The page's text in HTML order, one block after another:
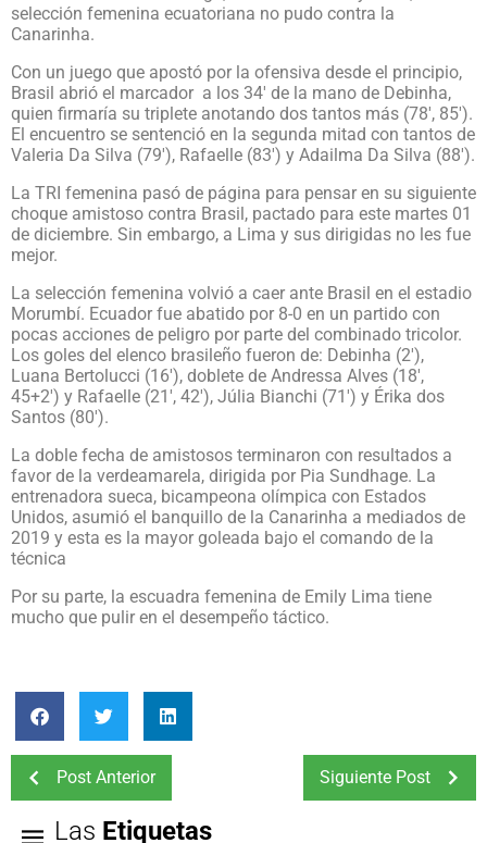
selección femenina ecuatoriana no pudo contra la
Canarinha.
Con un juego que apostó por la ofensiva desde el principio,
Brasil abrió el marcador a los 34′ de la mano de Debinha,
quien firmaría su triplete anotando dos tantos más (78′, 85′).
El encuentro se sentenció en la segunda mitad con tantos de
Valeria Da Silva (79′), Rafaelle (83′) y Adailma Da Silva (88′).
La TRI femenina pasó de página para pensar en su siguiente
choque amistoso contra Brasil, pactado para este martes 01
de diciembre. Sin embargo, a Lima y sus dirigidas no les fue
mejor.
La selección femenina volvió a caer ante Brasil en el estadio
Morumbí. Ecuador fue abatido por 8-0 en un partido con
pocas acciones de peligro por parte del combinado tricolor.
Los goles del elenco brasileño fueron de: Debinha (2′),
Luana Bertolucci (16′), doblete de Andressa Alves (18′,
45+2′) y Rafaelle (21′, 42′), Júlia Bianchi (71′) y Érika dos
Santos (80′).
La doble fecha de amistosos terminaron con resultados a
favor de la verdeamarela, dirigida por Pia Sundhage. La
entrenadora sueca, bicampeona olímpica con Estados
Unidos, asumió el banquillo de la Canarinha a mediados de
2019 y esta es la mayor goleada bajo el comando de la
técnica
Por su parte, la escuadra femenina de Emily Lima tiene
mucho que pulir en el desempeño táctico.
Post Anterior Siguiente Post
Las Etiquetas